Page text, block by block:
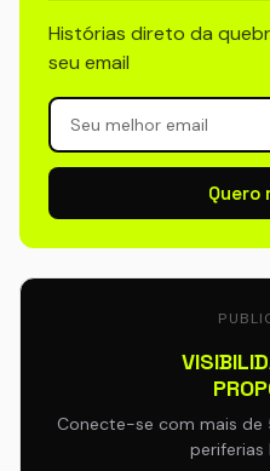
Histórias direto da
seu email
Quero
Conecte-se com mais de
periferias